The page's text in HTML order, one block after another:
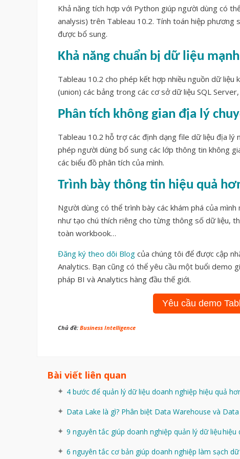
Khả năng tích hợp với Python giúp người dùng có
analysis) trên Tableau 10.2. Tính toán hiệp
được bổ sung.
Khả năng chuẩn bị dữ liệu
Tableau 10.2 cho phép kết hợp nhiều nguồn dữ
(union) các bảng trong các cơ sở dữ liệu SQL
Phân tích không gian địa lý
Tableau 10.2 hỗ trợ các định dạng file dữ liệu địa lý
phép người dùng bổ sung các lớp thông tin không
các biểu đồ phân tích của mình.
Trình bày thông tin hiệu quả
Người dùng có thể trình bày các khám phá của
như tạo chú thích riêng cho từng thông số dữ liệu,
toàn workbook…
Đăng ký theo dõi Blog của chúng tôi để được cập
Analytics. Bạn cũng có thể yêu cầu một buổi demo
pháp BI và Analytics hàng đầu thế giới.
Yêu cầu demo
Chủ đề: Business Intelligence
Bài viết liên quan
4 bước để quản lý dữ liệu doanh nghiệp hiệu quả
Data Lake là gì? Phân biệt Data Warehouse và
9 nguyên tắc giúp doanh nghiệp quản lý dữ liệu hiệu
6 nguyên tắc cơ bản giúp doanh nghiệp làm sạch dữ